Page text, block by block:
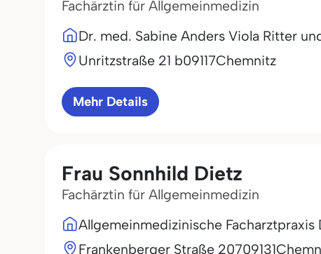
Fachärztin für Allgemeinmedizin
Dr. med. Sabine Anders Viola Ritter
Unritzstraße 21 b09117Chemnitz
Mehr Details
Frau Sonnhild Dietz
Fachärztin für Allgemeinmedizin
Allgemeinmedizinische
Frankenberger Straße 20709131